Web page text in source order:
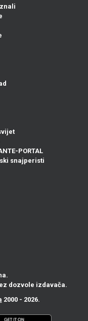
PORTAL
snajperisti
dozvole izdavača.
2000 - 2026.